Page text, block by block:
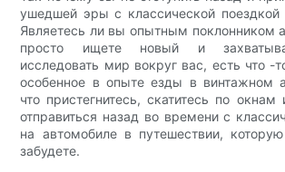
ушедшей эры с классической поездкой
Являетесь ли вы опытным поклонником
просто ищете новый и
исследовать мир вокруг вас, есть что -
особенное в опыте езды в винтажном
что пристегнитесь, скатитесь по окнам
отправиться назад во времени с
на автомобиле в путешествии,
забудете.